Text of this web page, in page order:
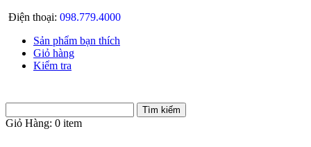
Điện thoại: 098.779.4000
Sản phẩm bạn thích
Giỏ hàng
Kiểm tra
Giỏ Hàng: 0 item